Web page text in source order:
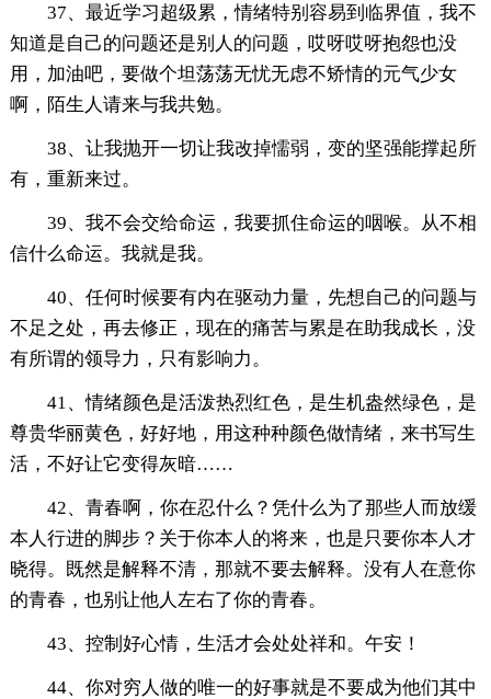
37、最近学习超级累，情绪特别容易到临界值，我不
知道是自己的问题还是别人的问题，哎呀哎呀抱怨也没
用，加油吧，要做个坦荡荡无忧无虑不矫情的元气少女
啊，陌生人请来与我共勉。
38、让我抛开一切让我改掉懦弱，变的坚强能撑起所
有，重新来过。
39、我不会交给命运，我要抓住命运的咽喉。从不相
信什么命运。我就是我。
40、任何时候要有内在驱动力量，先想自己的问题与
不足之处，再去修正，现在的痛苦与累是在助我成长，没
有所谓的领导力，只有影响力。
41、情绪颜色是活泼热烈红色，是生机盎然绿色，是
尊贵华丽黄色，好好地，用这种种颜色做情绪，来书写生
活，不好让它变得灰暗……
42、青春啊，你在忍什么？凭什么为了那些人而放缓
本人行进的脚步？关于你本人的将来，也是只要你本人才
晓得。既然是解释不清，那就不要去解释。没有人在意你
的青春，也别让他人左右了你的青春。
43、控制好心情，生活才会处处祥和。午安！
44、你对穷人做的唯一的好事就是不要成为他们其中